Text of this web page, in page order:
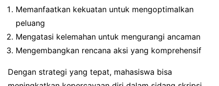
Memanfaatkan kekuatan untuk mengoptimalkan
peluang
Mengatasi kelemahan untuk mengurangi ancaman
Mengembangkan rencana aksi yang komprehensif
Dengan strategi yang tepat, mahasiswa bisa